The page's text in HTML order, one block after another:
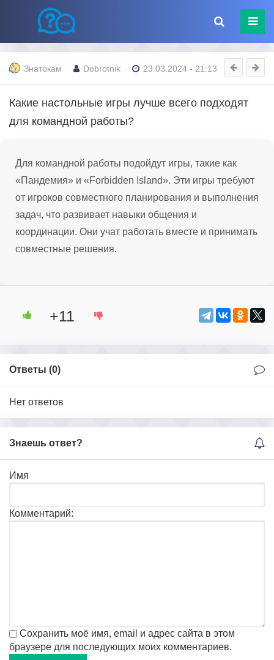
Знатокам Dobrotnik 23.03.2024 - 21:13
Какие настольные игры лучше всего подходят
для командной работы?
Для командной работы подойдут игры, такие как
«Пандемия» и «Forbidden Island». Эти игры требуют
от игроков совместного планирования и выполнения
задач, что развивает навыки общения и
координации. Они учат работать вместе и принимать
совместные решения.
+11
Ответы (0)
Нет ответов
Знаешь ответ?
Имя
Комментарий:
Сохранить моё имя, email и адрес сайта в этом
браузере для последующих моих комментариев.